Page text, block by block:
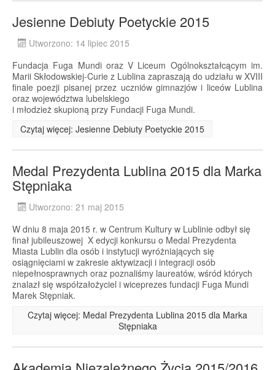
Jesienne Debiuty Poetyckie 2015
Utworzono: 14 lipiec 2015
Fundacja Fuga Mundi oraz V Liceum Ogólnokształcącym im.
Marii Skłodowskiej-Curie z Lublina zapraszają do udziału w XVIII
finale poezji pisanej przez uczniów gimnazjów i liceów Lublina
oraz województwa lubelskiego
i młodzież skupioną przy Fundacji Fuga Mundi.
Czytaj więcej: Jesienne Debiuty Poetyckie 2015
Medal Prezydenta Lublina 2015 dla Marka
Stępniaka
Utworzono: 21 maj 2015
W dniu 8 maja 2015 r. w Centrum Kultury w Lublinie odbył się
finał jubileuszowej X edycji konkursu o Medal Prezydenta
Miasta Lublin dla osób i instytucji wyróżniających się
osiągnięciami w zakresie aktywizacji i integracji osób
niepełnosprawnych oraz poznaliśmy laureatów, wśród których
znalazł się współzałożyciel i wiceprezes fundacji Fuga Mundi
Marek Stępniak.
Czytaj więcej: Medal Prezydenta Lublina 2015 dla Marka
Stępniaka